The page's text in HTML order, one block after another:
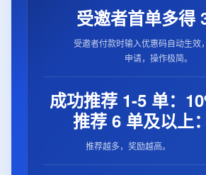
受邀者首单多得
受邀者付款时输入优惠码自动生效
申请，操作极简。
成功推荐 1-5 单：
推荐 6 单及以上
推荐越多，奖励越高。